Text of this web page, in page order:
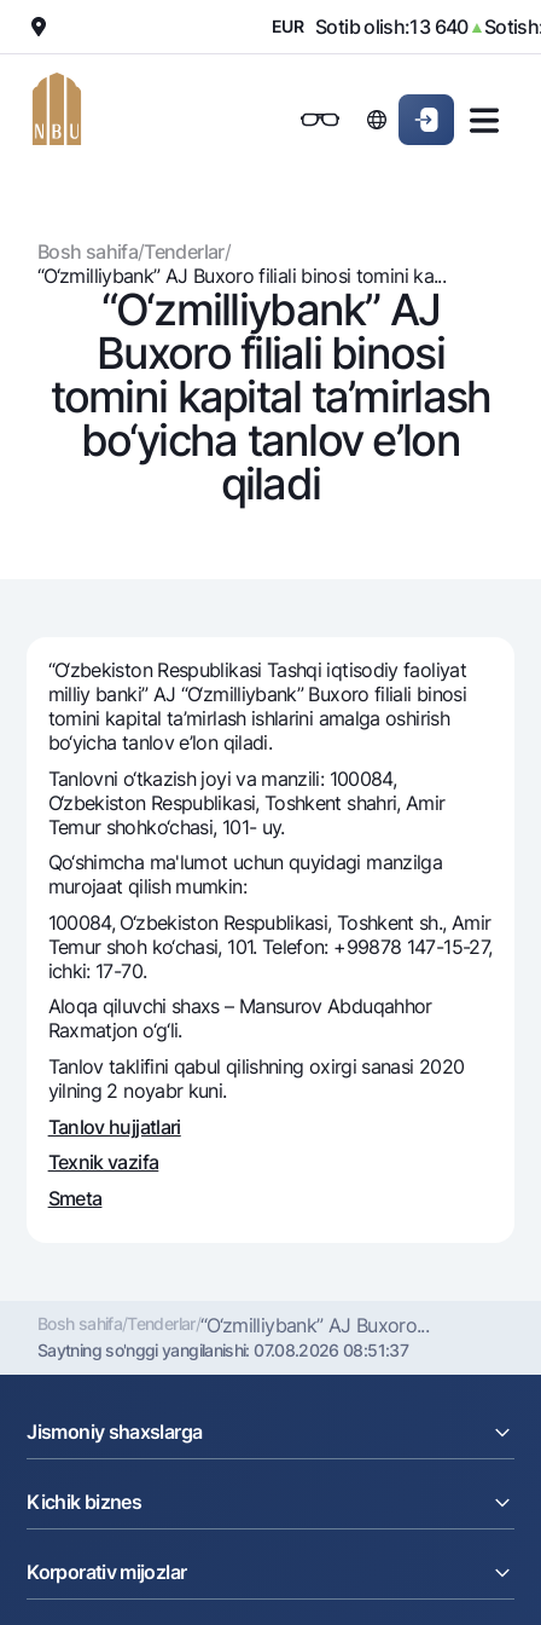
Shaxsiy kabinet
Jismoniy shaxslarga
Kreditlar
Ipoteka
Avtokredit
Mikroqarz
Ta’lim krеditi
Omonatlar
Hamma uchun
Jozibali
Oltin omonat
NBU’dan oltin quymalar
Kumush omonat
Kartalar
Mastercard
Ish haqi
Garmin pay
Aksiyalar
Milliy mobil ilovasi
Ko'p beriladigan savollar
Sayt bo‘yicha qidiring
Qidirish
Foydali havolalar
Ko'p beriladigan savollar
Matbuot markazi
Ofis va bankomatlar
Shaxsiy ma'lumotlarni qayta ishlashga rozilik berish
Bizni ijtimoiy tarmoqlarda kuzatib boring
▼ EUR Sotib olish:13 640▲Sotish:
Ovozni yoqishShaxsiy kabinet
Bosh sahifa/Tenderlar/
“O‘zmilliybank” AJ Buxoro filiali binosi tomini ka...
“O‘zmilliybank” AJ
Buxoro filiali binosi
tomini kapital ta’mirlash
bo‘yicha tanlov e’lon
qiladi
“O‘zbеkiston Rеspublikasi Tashqi iqtisodiy faoliyat
milliy banki” AJ “O‘zmilliybank” Buxoro filiali binosi
tomini kapital ta’mirlash ishlarini amalga oshirish
bo‘yicha tanlov e’lon qiladi.
Tanlovni o‘tkazish joyi va manzili: 100084,
O‘zbekiston Respublikasi, Toshkent shahri, Amir
Теmur shohko‘chasi, 101- uy.
Qo‘shimcha ma'lumot uchun quyidagi manzilga
murojaat qilish mumkin:
100084, O‘zbekiston Respublikasi, Toshkent sh., Amir
Temur shoh ko‘chasi, 101. Telefon: +99878 147-15-27,
ichki: 17-70.
Aloqa qiluvchi shaxs – Mansurov Abduqahhor
Raxmatjon o‘g‘li.
Tanlov taklifini qabul qilishning oxirgi sanasi 2020
yilning 2 noyabr kuni.
Tanlov hujjatlari
Texnik vazifa
Smeta
Bosh sahifa/Tenderlar/“O‘zmilliybank” AJ Buxoro...
Saytning so'nggi yangilanishi:07.08.2026 08:51:37
Jismoniy shaxslarga
Omonatlar
Kartalar
Pul oʻtkazmalari
Valyutalar kursi
Kichik biznes
Kreditlar
Ekvayring
Korporativ mijozlar